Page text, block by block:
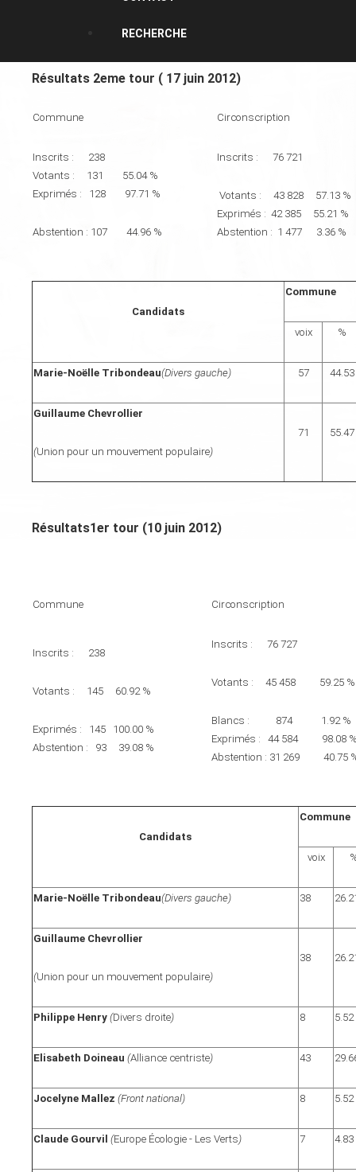
RECHERCHE
Résultats 2eme tour ( 17 juin 2012)
Commune Circonscription
Inscrits : 238
Votants : 131 55.04 %
Exprimés : 128 97.71 %
Abstention : 107 44.96 %
Inscrits : 76 721
Votants : 43 828 57.13 %
Exprimés : 42 385 55.21 %
Abstention : 1 477 3.36 %
Candidats
Commune
voix %
Marie-Noëlle Tribondeau(Divers gauche) 57 44.53
Guillaume Chevrollier
(Union pour un mouvement populaire)
71 55.47
Résultats1er tour (10 juin 2012)
Commune Circonscription
Inscrits : 238
Votants : 145 60.92 %
Exprimés : 145 100.00 %
Abstention : 93 39.08 %
Inscrits : 76 727
Votants : 45 458 59.25 %
Blancs : 874 1.92 %
Exprimés : 44 584 98.08
Abstention : 31 269 40.75
Candidats
Commune
voix
Marie-Noëlle Tribondeau(Divers gauche) 38
Guillaume Chevrollier
(Union pour un mouvement populaire)
38
Philippe Henry (Divers droite) 8 5.52
Elisabeth Doineau (Alliance centriste) 43
Jocelyne Mallez (Front national) 8 5.52
Claude Gourvil (Europe Écologie - Les Verts) 7 4.83